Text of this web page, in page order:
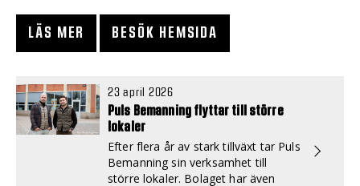
LÄS MER BESÖK HEMSIDA
23 april 2026
Puls Bemanning flyttar till större
lokaler
Efter flera år av stark tillväxt tar Puls
Bemanning sin verksamhet till
större lokaler. Bolaget har även